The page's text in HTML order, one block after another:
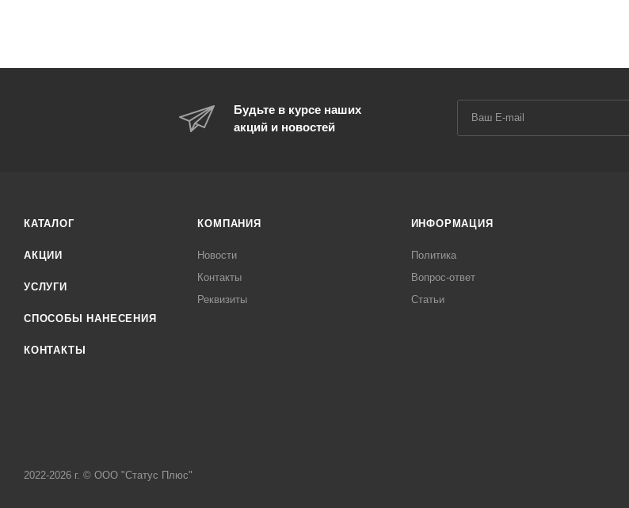
Будьте в курсе наших
акций и новостей
КАТАЛОГ
АКЦИИ
УСЛУГИ
СПОСОБЫ НАНЕСЕНИЯ
КОНТАКТЫ
КОМПАНИЯ
Новости
Контакты
Реквизиты
ИНФОРМАЦИЯ
Политика
Вопрос-ответ
Статьи
2022-2026 г. © ООО "Статус Плюс"